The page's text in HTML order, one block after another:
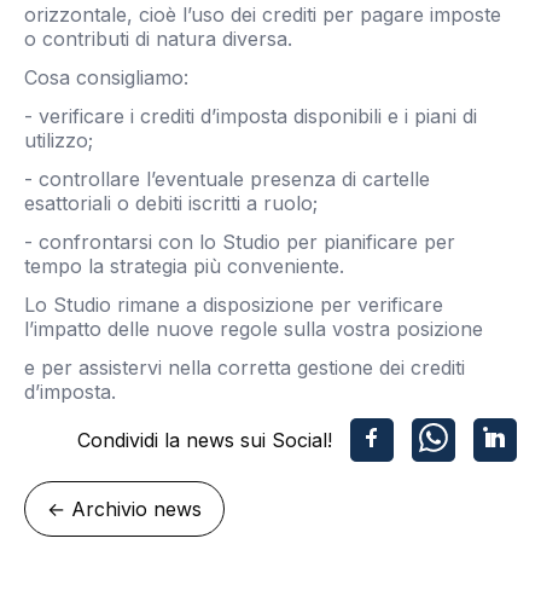
orizzontale, cioè l’uso dei crediti per pagare imposte
o contributi di natura diversa.
Cosa consigliamo:
- verificare i crediti d’imposta disponibili e i piani di
utilizzo;
- controllare l’eventuale presenza di cartelle
esattoriali o debiti iscritti a ruolo;
- confrontarsi con lo Studio per pianificare per
tempo la strategia più conveniente.
Lo Studio rimane a disposizione per verificare
l’impatto delle nuove regole sulla vostra posizione
e per assistervi nella corretta gestione dei crediti
d’imposta.
Condividi la news sui Social!
← Archivio news